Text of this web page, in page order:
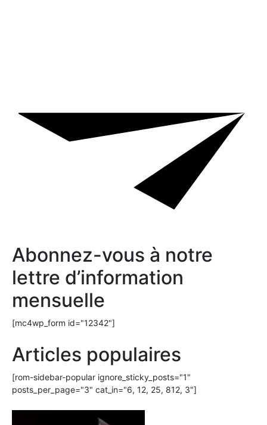
Abonnez-vous à notre
lettre d’information
mensuelle
[mc4wp_form id="12342"]
Articles populaires
[rom-sidebar-popular ignore_sticky_posts="1"
posts_per_page="3" cat_in="6, 12, 25, 812, 3"]